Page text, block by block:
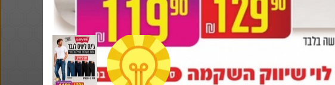
דיל מטבעות - סוללות נטענות (עם
כבל)